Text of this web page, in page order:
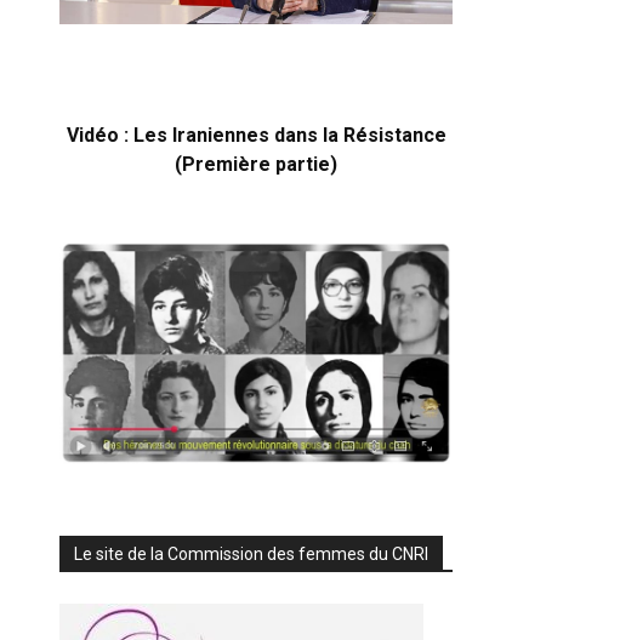
Vidéo : Les Iraniennes dans la Résistance
(Première partie)
Le site de la Commission des femmes du CNRI